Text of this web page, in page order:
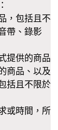
，包括且不
帶、錄影
提供的商品
商品、以及
括且不限於
或時間，所